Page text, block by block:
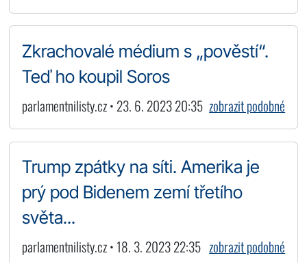
Zkrachovalé médium s „pověstí“.
Teď ho koupil Soros
parlamentnilisty.cz • 23. 6. 2023 20:35 zobrazit podobné
Trump zpátky na síti. Amerika je
prý pod Bidenem zemí třetího
světa...
parlamentnilisty.cz • 18. 3. 2023 22:35 zobrazit podobné